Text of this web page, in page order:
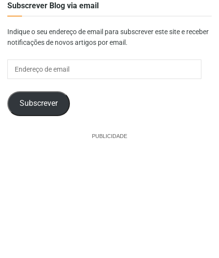
Subscrever Blog via email
Indique o seu endereço de email para subscrever este site e receber
notificações de novos artigos por email.
Subscrever
PUBLICIDADE